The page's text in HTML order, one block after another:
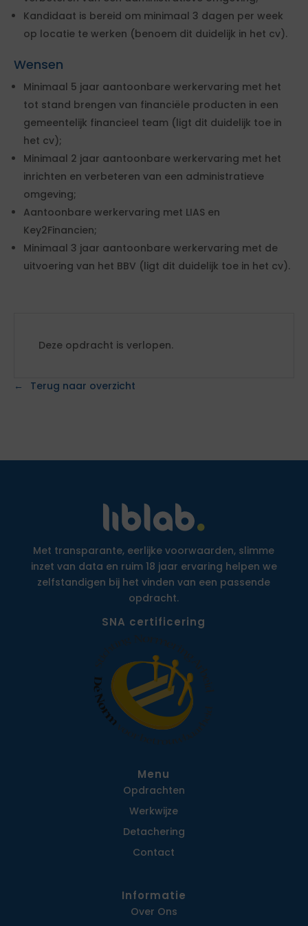
Kandidaat is bereid om minimaal 3 dagen per week
op locatie te werken (benoem dit duidelijk in het cv).
Wensen
Minimaal 5 jaar aantoonbare werkervaring met het
tot stand brengen van financiële producten in een
gemeentelijk financieel team (ligt dit duidelijk toe in
het cv);
Minimaal 2 jaar aantoonbare werkervaring met het
inrichten en verbeteren van een administratieve
omgeving;
Aantoonbare werkervaring met LIAS en
Key2Financien;
Minimaal 3 jaar aantoonbare werkervaring met de
uitvoering van het BBV (ligt dit duidelijk toe in het cv).
Deze opdracht is verlopen.
Terug naar overzicht
Met transparante, eerlijke voorwaarden, slimme
inzet van data en ruim 18 jaar ervaring helpen we
zelfstandigen bij het vinden van een passende
opdracht.
SNA certificering
Menu
Opdrachten
Werkwijze
Detachering
Contact
Informatie
Over Ons